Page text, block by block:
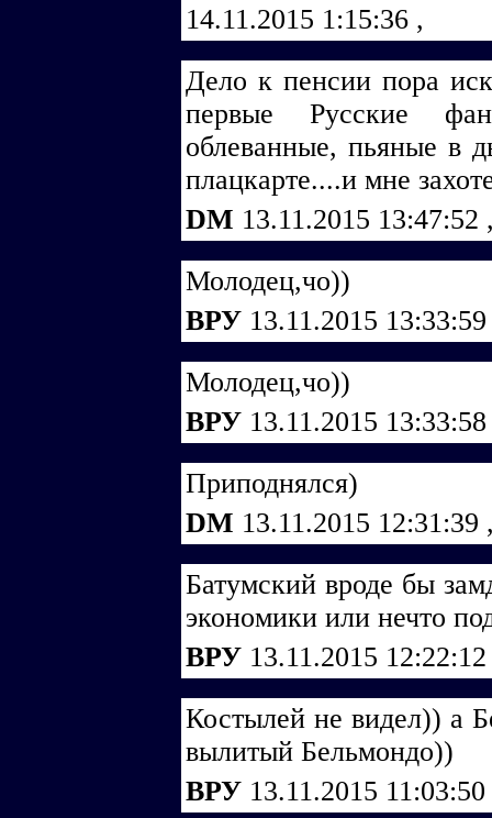
14.11.2015 1:15:36 ,
Дело к пенсии пора
первые Русские
облеванные, пьяные в
плацкарте....и мне
DM 13.11.2015 13:47:52
Молодец,чо))
ВРУ 13.11.2015
Молодец,чо))
ВРУ 13.11.2015
Приподнялся)
DM 13.11.2015 12:31:39
Батумский вроде бы
экономики или нечто
ВРУ 13.11.2015
Костылей не видел)) а
вылитый Бельмондо))
ВРУ 13.11.2015 11:03:50